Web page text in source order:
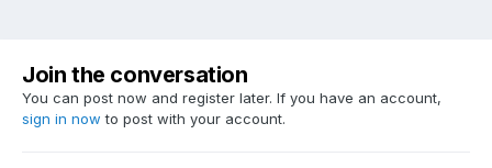
Join the conversation
You can post now and register later. If you have an account,
sign in now to post with your account.